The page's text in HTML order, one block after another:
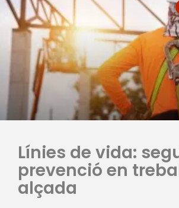
Línies de vida:
prevenció en
alçada